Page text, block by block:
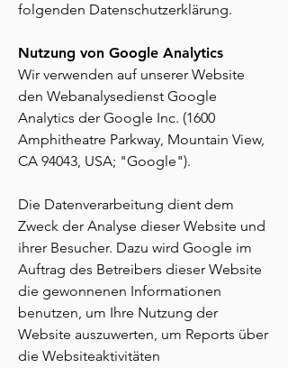
folgenden Datenschutzerklärung.
Nutzung von Google Analytics
Wir verwenden auf unserer Website
den Webanalysedienst Google
Analytics der Google Inc. (1600
Amphitheatre Parkway, Mountain View,
CA 94043, USA; "Google").
Die Datenverarbeitung dient dem
Zweck der Analyse dieser Website und
ihrer Besucher. Dazu wird Google im
Auftrag des Betreibers dieser Website
die gewonnenen Informationen
benutzen, um Ihre Nutzung der
Website auszuwerten, um Reports über
die Websiteaktivitäten